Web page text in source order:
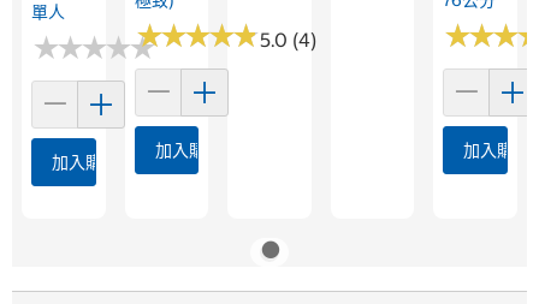
單人
★★★★★
★★★★★
加入購物車
★★★★★
★★★★★5.0 (4)
加入購物車
★★★
★★★
加入購物